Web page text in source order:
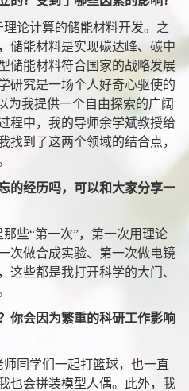
论计算的储能材料开发。之
储能材料是实现碳达峰、碳中
储能材料符合国家的战略发展
研究是一场个人好奇心驱使的
为我提供一个自由探索的广阔
程中，我的导师余学斌教授给
找到了这两个领域的结合点，
的经历吗，可以和大家分享一
些“第一次”，第一次用理论
次做合成实验、第一次做电镜
这些都是我打开科学的大门、
你会因为繁重的科研工作影响
同学们一起打篮球，也一直
也会拼装模型人偶。此外，我